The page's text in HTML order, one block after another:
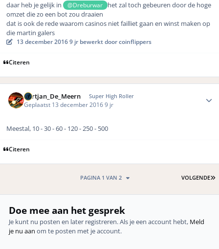
daar heb je gelijk in @Dreburwar
het zal toch gebeuren door de hoge
omzet die zo een bot zou draaien
dat is ook de rede waarom casinos niet failliet gaan en winst maken op
die martin galers
13 december 20169 jr bewerkt door coinflippers
Citeren
Gertjan_De_Meern Super High Roller
Geplaatst 13 december 20169 jr
Meestal, 10 - 30 - 60 - 120 - 250 - 500
Citeren
VOLGENDE
PAGINA 1 VAN 2
Doe mee aan het gesprek
Je kunt nu posten en later registreren. Als je een account hebt, Meld
je nu aan om te posten met je account.